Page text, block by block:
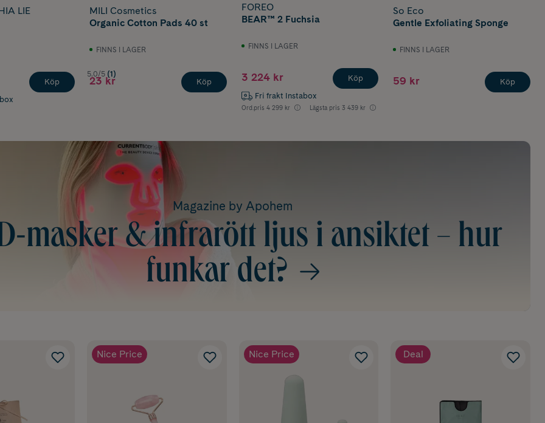
LIE
Köp
MILI Cosmetics
Organic Cotton Pads 40 st
FINNS I LAGER
5.0/5 (1)
23 kr Köp
FOREO
BEAR™ 2 Fuchsia
FINNS I LAGER
3 224 kr
Fri frakt Instabox
Ord.pris 4 299 kr Lägsta pris 3 439 kr
Köp
So Eco
Gentle Exfoliating Sponge
FINNS I LAGER
59 kr Köp
Magazine by Apohem
masker & infrarött ljus i ansiktet – hur
funkar det?
Nice Price Nice Price Deal